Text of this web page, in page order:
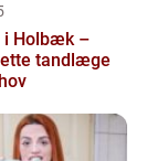
Holbæk –
tandlæge